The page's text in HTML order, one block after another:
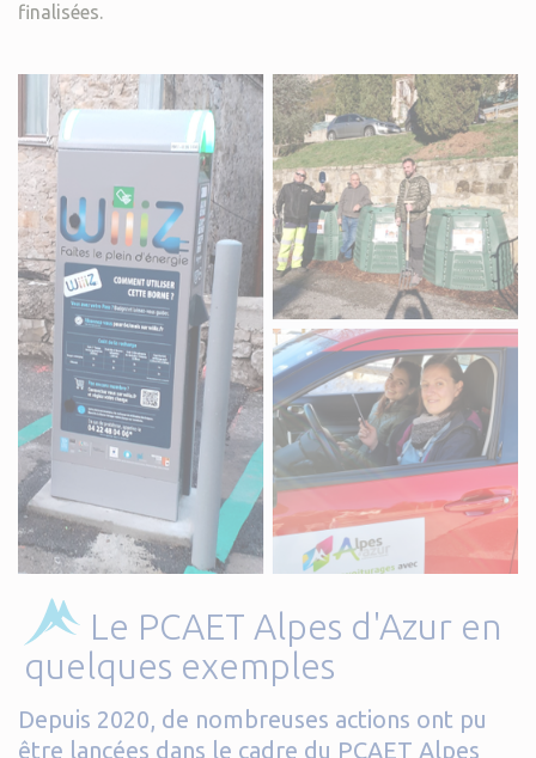
finalisées.
Le PCAET Alpes d'Azur en
quelques exemples
Depuis 2020, de nombreuses actions ont pu
être lancées dans le cadre du PCAET Alpes